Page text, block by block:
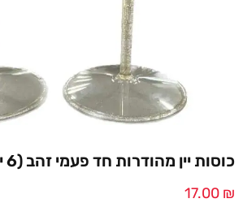
כוסות יין מהודרות חד פעמי זהב (6 יח במארז)
17.00 ₪